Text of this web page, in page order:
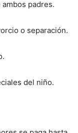
padres.
o separación.
del niño.